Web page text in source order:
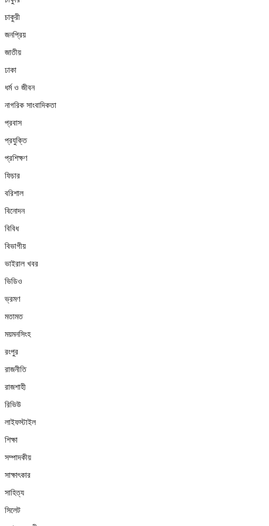
চাকুরী
জনপ্রিয়
জাতীয়
ঢাকা
ধর্ম ও জীবন
নাগরিক সাংবাদিকতা
প্রবাস
প্রযুক্তি
প্রশিক্ষণ
ফিচার
বরিশাল
বিনোদন
বিবিধ
বিভাগীয়
ভাইরাল খবর
ভিডিও
ভ্রমণ
মতামত
ময়মনসিংহ
রংপুর
রাজনীতি
রাজশাহী
রিভিউ
লাইফস্টাইল
শিক্ষা
সম্পাদকীয়
সাক্ষাৎকার
সাহিত্য
সিলেট